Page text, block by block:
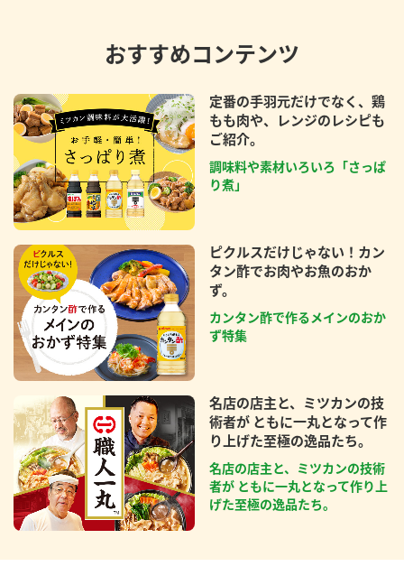
おすすめコンテンツ
定番の手羽元だけでなく、鶏
もも肉や、レンジのレシピも
ご紹介。
調味料や素材いろいろ「さっぱ
り煮」
ピクルスだけじゃない！カン
タン酢でお肉やお魚のおか
ず。
カンタン酢で作るメインのおか
ず特集
名店の店主と、ミツカンの技
術者が ともに一丸となって作
り上げた至極の逸品たち。
名店の店主と、ミツカンの技術
者が ともに一丸となって作り上
げた至極の逸品たち。